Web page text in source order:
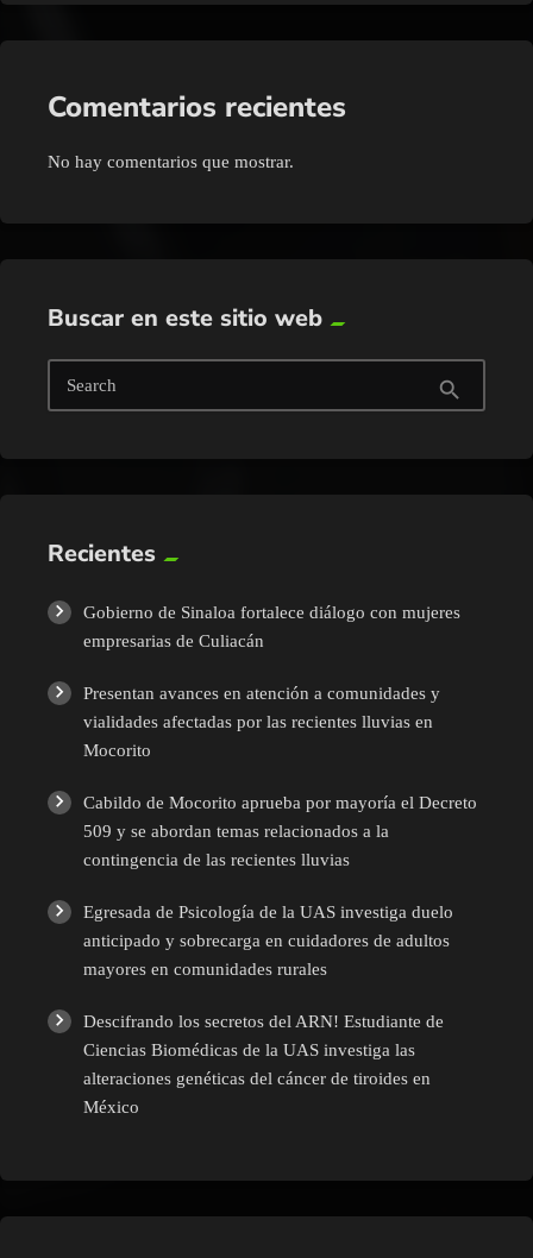
Comentarios recientes
No hay comentarios que mostrar.
Buscar en este sitio web
Search search
Recientes
Gobierno de Sinaloa fortalece diálogo con mujeres
empresarias de Culiacán
Presentan avances en atención a comunidades y
vialidades afectadas por las recientes lluvias en
Mocorito
Cabildo de Mocorito aprueba por mayoría el Decreto
509 y se abordan temas relacionados a la
contingencia de las recientes lluvias
Egresada de Psicología de la UAS investiga duelo
anticipado y sobrecarga en cuidadores de adultos
mayores en comunidades rurales
Descifrando los secretos del ARN! Estudiante de
Ciencias Biomédicas de la UAS investiga las
alteraciones genéticas del cáncer de tiroides en
México